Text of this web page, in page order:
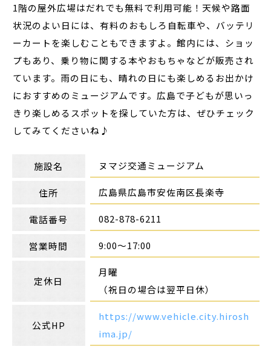
1階の屋外広場はだれでも無料で利用可能！天候や路面
状況のよい日には、有料のおもしろ自転車や、バッテリ
ーカートを楽しむこともできますよ。館内には、ショッ
プもあり、乗り物に関する本やおもちゃなどが販売され
ています。雨の日にも、晴れの日にも楽しめるお出かけ
におすすめのミュージアムです。広島で子どもが思いっ
きり楽しめるスポットを探していた方は、ぜひチェック
してみてくださいね♪
施設名 ヌマジ交通ミュージアム
住所 広島県広島市安佐南区長楽寺
電話番号 082-878-6211
営業時間 9:00～17:00
定休日
月曜
（祝日の場合は翌平日休）
公式HP
https://www.vehicle.city.hirosh
ima.jp/